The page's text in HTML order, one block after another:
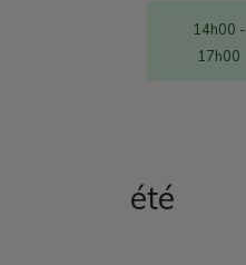
14h00 -
17h00
été